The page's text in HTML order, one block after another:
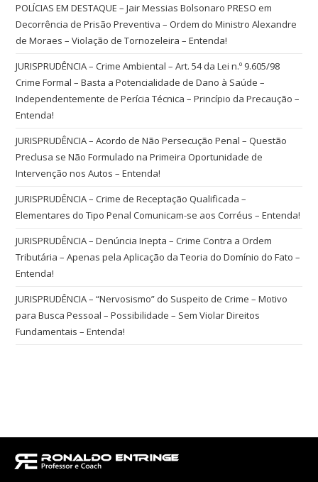
POLÍCIAS EM DESTAQUE – Jair Messias Bolsonaro PRESO em
Decorrência de Prisão Preventiva – Ordem do Ministro Alexandre
de Moraes – Violação de Tornozeleira – Entenda!
JURISPRUDÊNCIA – Crime Ambiental – Art. 54 da Lei n.º 9.605/98
Crime Formal – Basta a Potencialidade de Dano à Saúde –
Independentemente de Perícia Técnica – Princípio da Precaução –
Entenda!
JURISPRUDÊNCIA – Acordo de Não Persecução Penal – Questão
Preclusa se Não Formulado na Primeira Oportunidade de
Intervenção nos Autos – Entenda!
JURISPRUDÊNCIA – Crime de Receptação Qualificada –
Elementares do Tipo Penal Comunicam-se aos Corréus – Entenda!
JURISPRUDÊNCIA – Denúncia Inepta – Crime Contra a Ordem
Tributária – Apenas pela Aplicação da Teoria do Domínio do Fato –
Entenda!
JURISPRUDÊNCIA – “Nervosismo” do Suspeito de Crime – Motivo
para Busca Pessoal – Possibilidade – Sem Violar Direitos
Fundamentais – Entenda!